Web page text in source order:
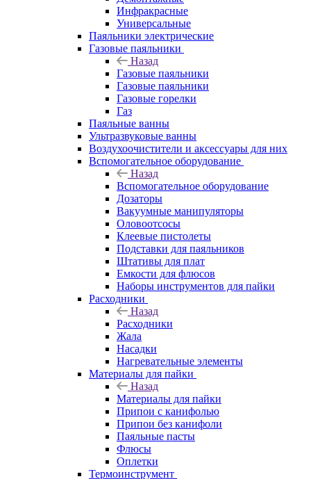
Инфракрасные
Универсальные
Паяльники электрические
Газовые паяльники
Назад
Газовые паяльники
Газовые паяльники
Газовые горелки
Газ
Паяльные ванны
Ультразвуковые ванны
Воздухоочистители и аксессуары для них
Вспомогательное оборудование
Назад
Вспомогательное оборудование
Дозаторы
Вакуумные манипуляторы
Оловоотсосы
Клеевые пистолеты
Подставки для паяльников
Штативы для плат
Емкости для флюсов
Наборы инструментов для пайки
Расходники
Назад
Расходники
Жала
Насадки
Нагревательные элементы
Материалы для пайки
Назад
Материалы для пайки
Припои с канифолью
Припои без канифоли
Паяльные пасты
Флюсы
Оплетки
Термоинструмент